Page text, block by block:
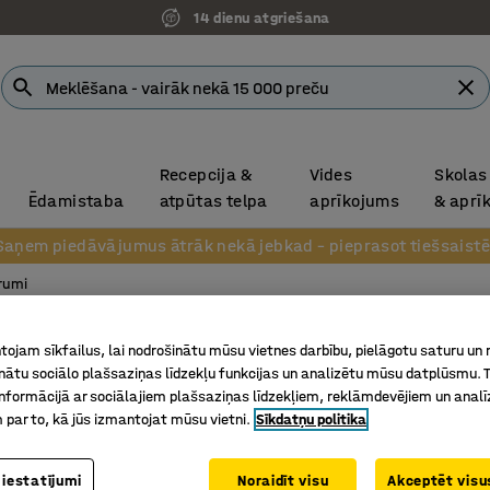
14 dienu atgriešana
Ēdamistaba
Recepcija &
atpūtas telpa
Vides
aprīkojums
&
piedāvājumus ātrāk nekā jebkad – pieprasot
Spoles
Art. nr.:
sīkfailus, lai nodrošinātu mūsu vietnes darbību, pielāgotu saturu un
sociālo plašsaziņas līdzekļu funkcijas un analizētu mūsu datplūsmu.
ar sociālajiem plašsaziņas līdzekļiem, reklāmdevējiem un
par to, kā jūs izmantojat mūsu vietni. Sīkdatņu politika
Noraidīt visu Akceptēt